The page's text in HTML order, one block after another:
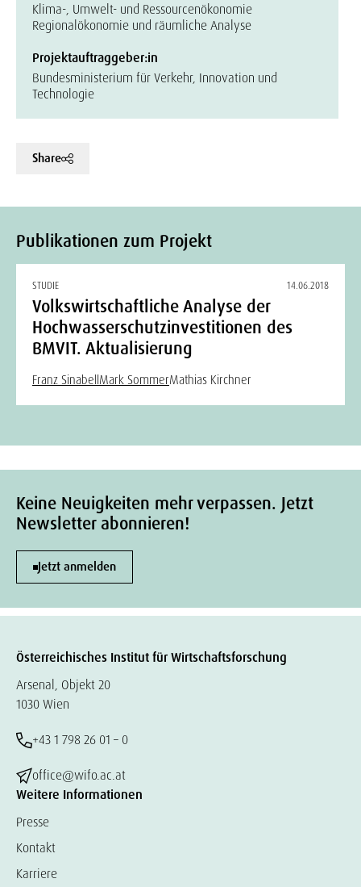
Klima-, Umwelt- und Ressourcenökonomie
Regionalökonomie und räumliche Analyse
Projektauftraggeber:in
Bundesministerium für Verkehr, Innovation und
Technologie
Share
Publikationen zum Projekt
STUDIE 14.06.2018
Volkswirtschaftliche Analyse der
Hochwasserschutzinvestitionen des
BMVIT. Aktualisierung
Franz SinabellMark SommerMathias Kirchner
Keine Neuigkeiten mehr verpassen. Jetzt
Newsletter abonnieren!
Jetzt anmelden
Österreichisches Institut für Wirtschaftsforschung
Arsenal, Objekt 20
1030 Wien
+43 1 798 26 01 – 0
office@wifo.ac.at
Weitere Informationen
Presse
Kontakt
Karriere